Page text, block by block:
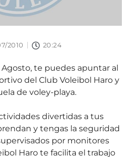
2010 20:24
te puedes apuntar al
del Club Voleibol Haro y
de voley-playa.
divertidas a tus
y tengas la seguridad
por monitores
Haro te facilita el trabajo